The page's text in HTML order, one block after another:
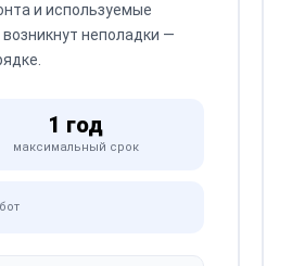
и используемые
неполадки —
1 год
максимальный срок